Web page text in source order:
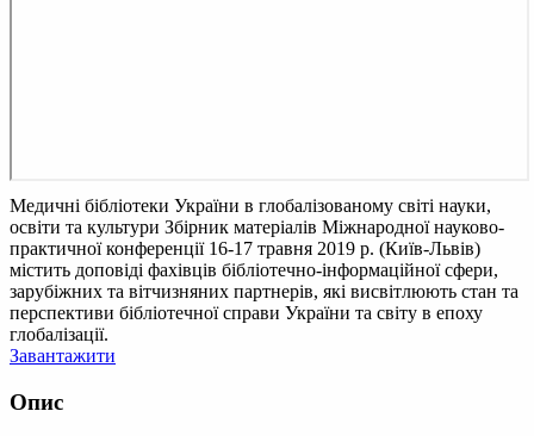
Медичні бібліотеки України в глобалізованому світі науки,
освіти та культури Збірник матеріалів Міжнародної науково-
практичної конференції 16-17 травня 2019 р. (Київ-Львів)
містить доповіді фахівців бібліотечно-інформаційної сфери,
зарубіжних та вітчизняних партнерів, які висвітлюють стан та
перспективи бібліотечної справи України та світу в епоху
глобалізації.
Завантажити
Опис